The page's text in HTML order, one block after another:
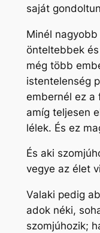
saját
Minél
önteltebbek
még több
istentelenség
embernél ez a
amíg teljesen
lélek. És ez
És aki
vegye az élet
Valaki pedig
adok néki,
szomjúhozik;